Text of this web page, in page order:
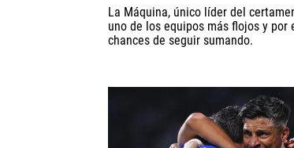
La Máquina, único líder del
uno de los equipos más flojos y por
chances de seguir sumando.